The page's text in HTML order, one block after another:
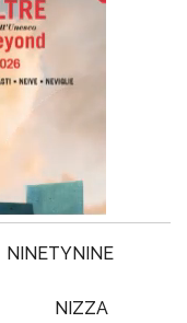
NINETYNINE
NIZZA